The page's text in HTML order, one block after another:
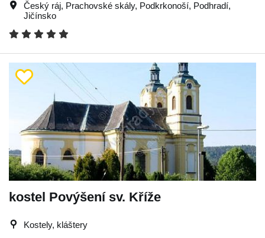
Český ráj, Prachovské skály, Podkrkonoší, Podhradí,
Jičínsko
kostel Povýšení sv. Kříže
Kostely, kláštery